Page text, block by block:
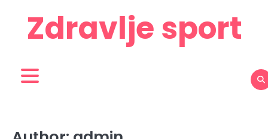
contentZdravlje sport